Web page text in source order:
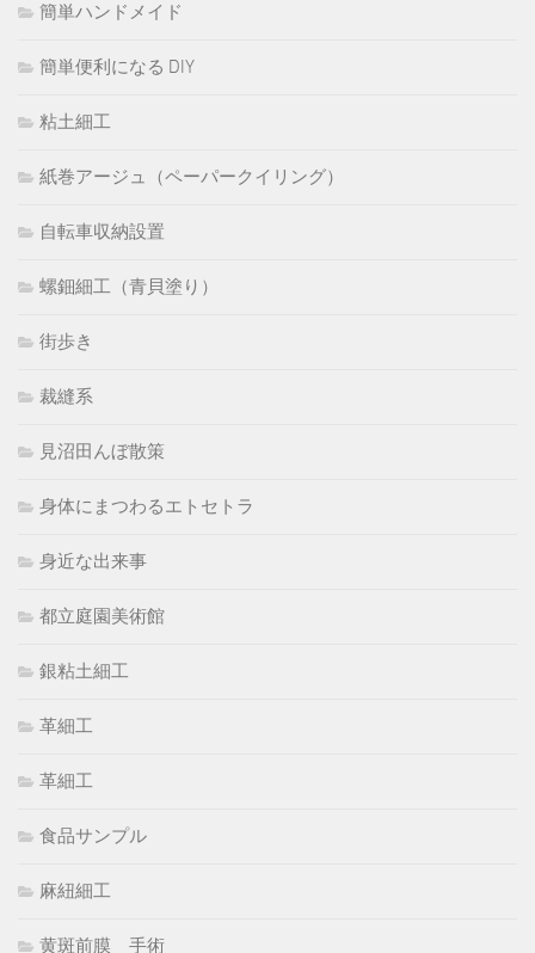
簡単ハンドメイド
簡単便利になる DIY
粘土細工
紙巻アージュ（ペーパークイリング）
自転車収納設置
螺鈿細工（青貝塗り）
街歩き
裁縫系
見沼田んぼ散策
身体にまつわるエトセトラ
身近な出来事
都立庭園美術館
銀粘土細工
革細工
革細工
食品サンプル
麻紐細工
黄斑前膜 手術